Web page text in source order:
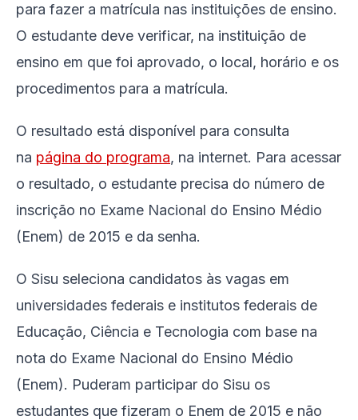
para fazer a matrícula nas instituições de ensino.
O estudante deve verificar, na instituição de
ensino em que foi aprovado, o local, horário e os
procedimentos para a matrícula.
O resultado está disponível para consulta
na página do programa, na internet. Para acessar
o resultado, o estudante precisa do número de
inscrição no Exame Nacional do Ensino Médio
(Enem) de 2015 e da senha.
O Sisu seleciona candidatos às vagas em
universidades federais e institutos federais de
Educação, Ciência e Tecnologia com base na
nota do Exame Nacional do Ensino Médio
(Enem). Puderam participar do Sisu os
estudantes que fizeram o Enem de 2015 e não